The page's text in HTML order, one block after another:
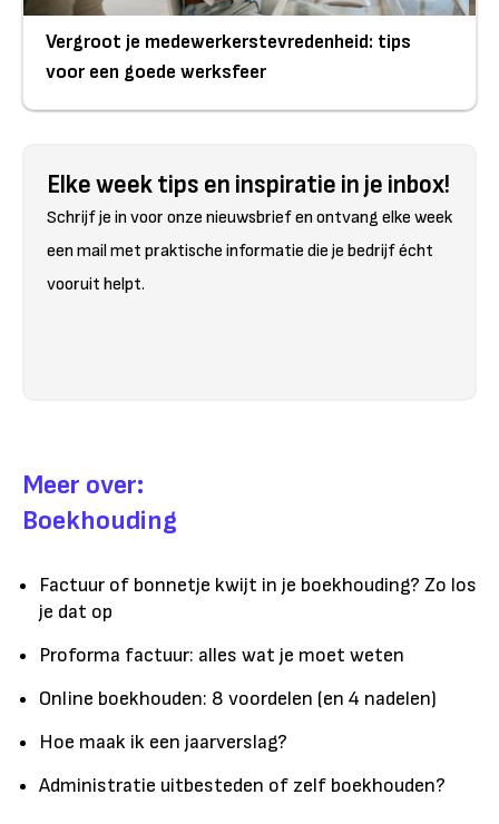
Vergroot je medewerkerstevredenheid: tips
voor een goede werksfeer
Elke week tips en inspiratie in je inbox!
Schrijf je in voor onze nieuwsbrief en ontvang elke week
een mail met praktische informatie die je bedrijf écht
vooruit helpt.
Meer over:
Boekhouding
Factuur of bonnetje kwijt in je boekhouding? Zo los
je dat op
Proforma factuur: alles wat je moet weten
Online boekhouden: 8 voordelen (en 4 nadelen)
Hoe maak ik een jaarverslag?
Administratie uitbesteden of zelf boekhouden?